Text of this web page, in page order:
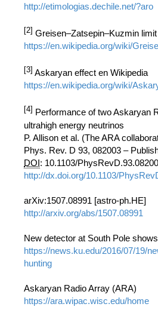
http://etimologias.dechile.net/?aro
[2] Greisen–Zatsepin–Kuzmin limit
https://en.wikipedia.org/wiki/
[3] Askaryan effect en Wikipedia
https://en.wikipedia.org/wiki/
[4] Performance of two Askaryan
ultrahigh energy neutrinos
P. Allison et al. (The ARA
Phys. Rev. D 93, 082003 –
DOI: 10.1103/
http://dx.doi.org/10.1103/
arXiv:1507.08991 [astro-ph.HE]
http://arxiv.org/abs/1507.08991
New detector at South Pole
https://news.ku.edu/2016/07/19/
hunting
Askaryan Radio Array (ARA)
https://ara.wipac.wisc.edu/home